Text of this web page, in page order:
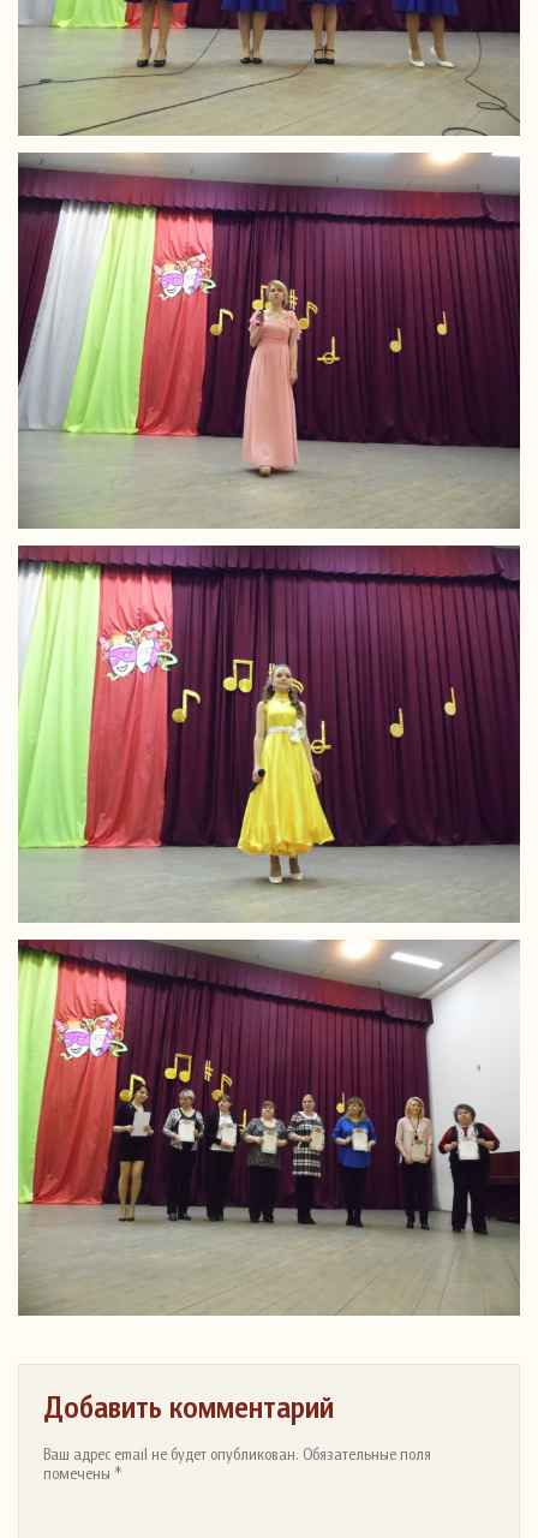
Добавить комментарий
Ваш адрес email не будет опубликован. Обязательные поля
помечены *